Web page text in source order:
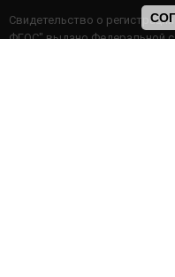
Cвидетельство о
ФГОС" выдано Федеральной